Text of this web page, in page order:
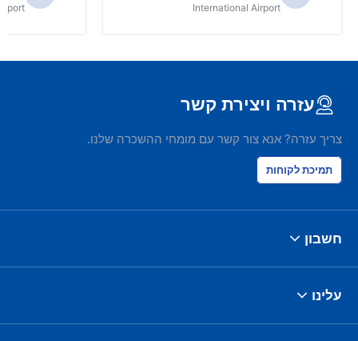
International Airport
עזרה ויצירת קשר
צריך עזרה? אנא צור קשר עם מומחי ההשכרה שלנו.
תמיכת לקוחות
חשבון
עלינו